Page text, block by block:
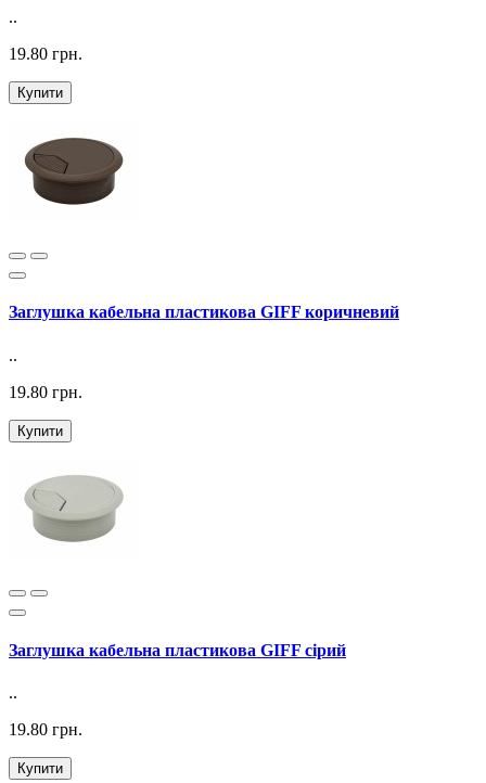
..
19.80 грн.
Купити
Заглушка кабельна пластикова GIFF коричневий
..
19.80 грн.
Купити
Заглушка кабельна пластикова GIFF сірий
..
19.80 грн.
Купити